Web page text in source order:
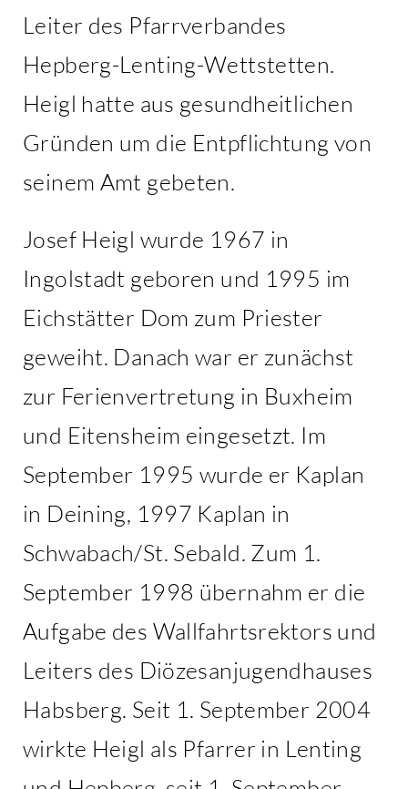
Leiter des Pfarrverbandes
Hepberg-Lenting-Wettstetten.
Heigl hatte aus gesundheitlichen
Gründen um die Entpflichtung von
seinem Amt gebeten.
Josef Heigl wurde 1967 in
Ingolstadt geboren und 1995 im
Eichstätter Dom zum Priester
geweiht. Danach war er zunächst
zur Ferienvertretung in Buxheim
und Eitensheim eingesetzt. Im
September 1995 wurde er Kaplan
in Deining, 1997 Kaplan in
Schwabach/St. Sebald. Zum 1.
September 1998 übernahm er die
Aufgabe des Wallfahrtsrektors und
Leiters des Diözesanjugendhauses
Habsberg. Seit 1. September 2004
wirkte Heigl als Pfarrer in Lenting